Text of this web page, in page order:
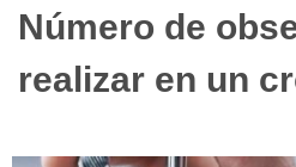
Número de
realizar en un